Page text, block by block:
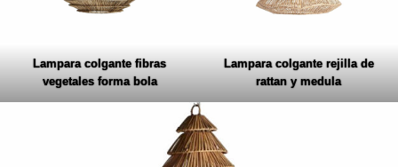
Lampara colgante fibras
vegetales forma bola
Lampara colgante rejilla de
rattan y medula